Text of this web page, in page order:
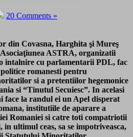
20 Comments »
din Covasna, Harghita şi Mureş
ASTRA, organizatii
intalnire cu parlamentarii PDL, fac
romanesti pentru
si a pretentiilor hegemonice
si “Tinutul Secuiesc”. In acelasi
face la randul ei un Apel disperat
institutiile de aparare a
Romaniei si catre toti compatriotii
ultimul ceas, sa se impotriveasca,